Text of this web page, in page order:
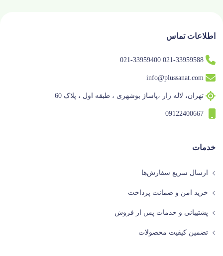
اطلاعات تماس
021-33959588 021-33959400
info@plussanat.com
تهران، لاله زار ،پاساژ بوشهری ، طبقه اول ، پلاک 60
09122400667
خدمات
ارسال سریع سفارش‌ها
خرید امن و ضمانت پرداخت
پشتیبانی و خدمات پس از فروش
تضمین کیفیت محصولات